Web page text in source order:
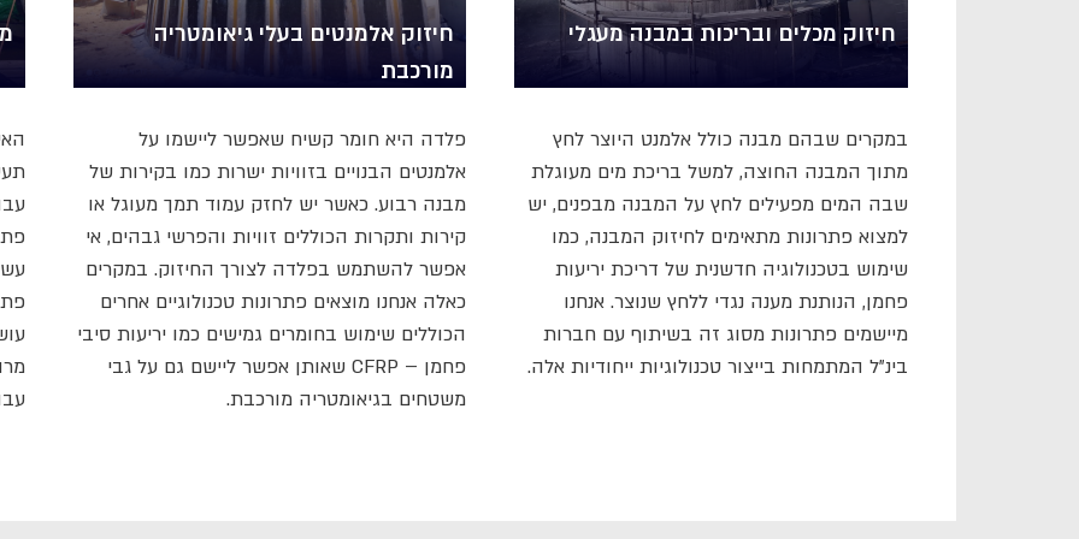
חיזוק מכלים ובריכות במבנה מעגלי
במקרים שבהם מבנה כולל אלמנט היוצר לחץ
מתוך המבנה החוצה, למשל בריכת מים מעוגלת
שבה המים מפעילים לחץ על המבנה מבפנים, יש
למצוא פתרונות מתאימים לחיזוק המבנה, כמו
שימוש בטכנולוגיה חדשנית של דריכת יריעות
פחמן, הנותנת מענה נגדי ללחץ שנוצר. אנחנו
מיישמים פתרונות מסוג זה בשיתוף עם חברות
בינ"ל המתמחות בייצור טכנולוגיות ייחודיות אלה.
חיזוק אלמנטים בעלי גיאומטריה
מורכבת
פלדה היא חומר קשיח שאפשר ליישמו על
אלמנטים הבנויים בזוויות ישרות כמו בקירות של
מבנה רבוע. כאשר יש לחזק עמוד תמך מעוגל או
קירות ותקרות הכוללים זוויות והפרשי גבהים, אי
אפשר להשתמש בפלדה לצורך החיזוק. במקרים
כאלה אנחנו מוצאים פתרונות טכנולוגיים אחרים
הכוללים שימוש בחומרים גמישים כמו יריעות סיבי
פחמן – CFRP שאותן אפשר ליישם גם על גבי
משטחים בגיאומטריה מורכבת.